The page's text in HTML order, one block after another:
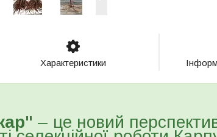
Характеристики
– це новий